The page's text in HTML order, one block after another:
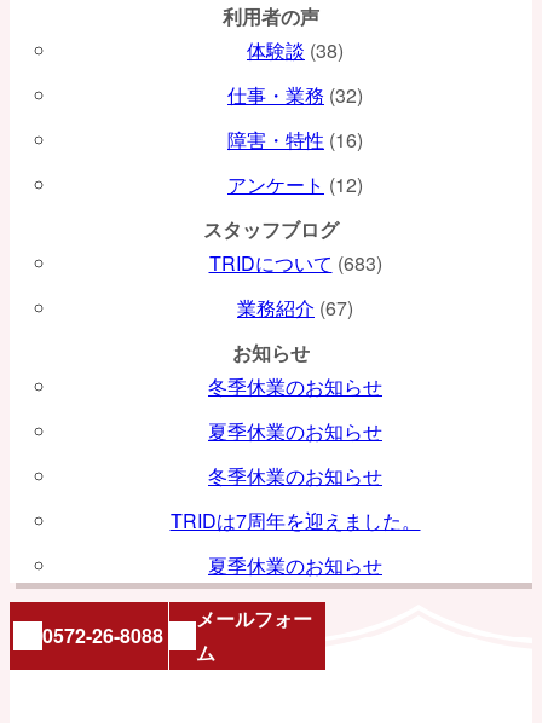
ョ
ン
利用者の声
体験談 (38)
仕事・業務 (32)
障害・特性 (16)
アンケート (12)
スタッフブログ
TRIDについて (683)
業務紹介 (67)
お知らせ
冬季休業のお知らせ
夏季休業のお知らせ
冬季休業のお知らせ
TRIDは7周年を迎えました。
夏季休業のお知らせ
0572-26-8088
メールフォー
ム